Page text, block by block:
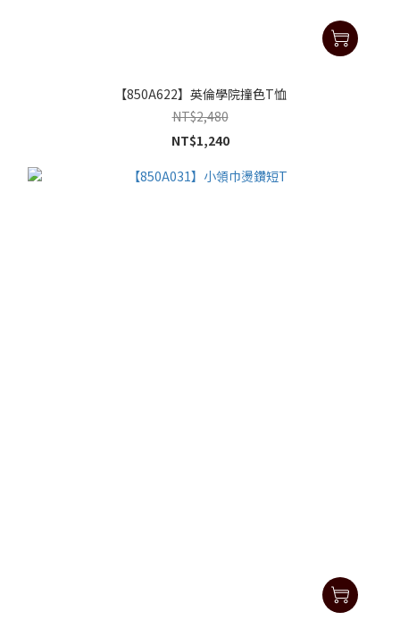
【850A622】英倫學院撞色T恤
NT$2,480
NT$1,240